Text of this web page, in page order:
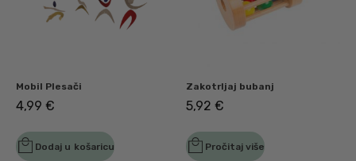
Mobil Plesači
4,99€
Dodaj u košaricu
Zakotrljaj bubanj
5,92€
Pročitaj više